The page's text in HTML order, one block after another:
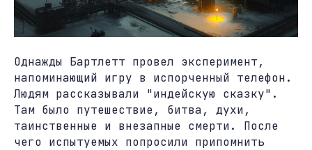
Однажды Бартлетт провел эксперимент,
напоминающий игру в испорченный телефон.
Людям рассказывали "индейскую сказку".
Там было путешествие, битва, духи,
таинственные и внезапные смерти. После
чего испытуемых попросили припомнить